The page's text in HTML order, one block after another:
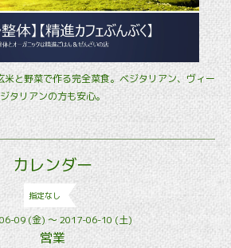
と野菜で作る完全菜食。ベジタリアン、ヴィー
ル・ ベジタリアンの方も安心。
カレンダー
指定なし
09 (金) ～ 2017-06-10 (土)
営業